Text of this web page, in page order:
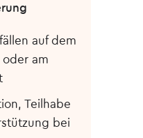
auf dem
am
Teilhabe
bei